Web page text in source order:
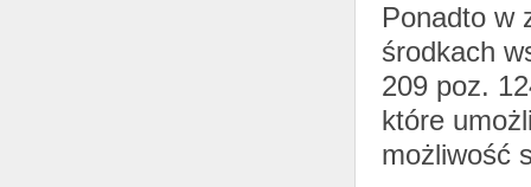
Ponadto w
środkach
209 poz.
które
możliwość